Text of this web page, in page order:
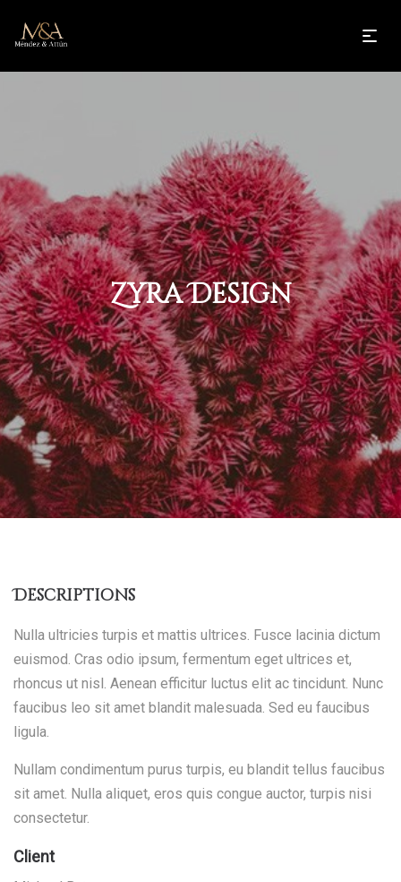
Zyra Design
Descriptions
Nulla ultricies turpis et mattis ultrices. Fusce lacinia dictum
euismod. Cras odio ipsum, fermentum eget ultrices et,
rhoncus ut nisl. Aenean efficitur luctus elit ac tincidunt. Nunc
faucibus leo sit amet blandit malesuada. Sed eu faucibus
ligula.
Nullam condimentum purus turpis, eu blandit tellus faucibus
sit amet. Nulla aliquet, eros quis congue auctor, turpis nisi
consectetur.
Client